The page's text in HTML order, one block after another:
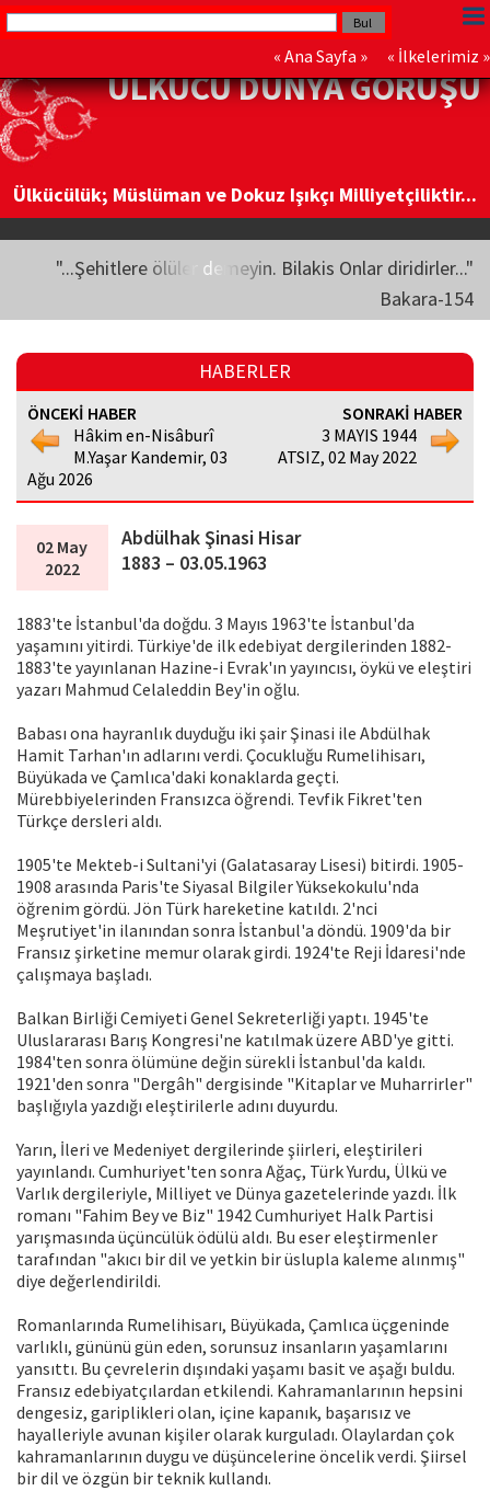
« Ana Sayfa » « İlkelerimiz »
ÜLKÜCÜ DÜNYA GÖRÜŞÜ
Ülkücülük; Müslüman ve Dokuz Işıkçı Milliyetçiliktir...
"...Şehitlere ölüler demeyin. Bilakis Onlar diridirler..."
Bakara-154
HABERLER
ÖNCEKİ HABER
Hâkim en-Nisâburî
M.Yaşar Kandemir, 03
Ağu 2026
SONRAKİ HABER
3 MAYIS 1944
ATSIZ, 02 May 2022
02 May
2022
Abdülhak Şinasi Hisar
1883 – 03.05.1963
1883'te İstanbul'da doğdu. 3 Mayıs 1963'te İstanbul'da
yaşamını yitirdi. Türkiye'de ilk edebiyat dergilerinden 1882-
1883'te yayınlanan Hazine-i Evrak'ın yayıncısı, öykü ve eleştiri
yazarı Mahmud Celaleddin Bey'in oğlu.
Babası ona hayranlık duyduğu iki şair Şinasi ile Abdülhak
Hamit Tarhan'ın adlarını verdi. Çocukluğu Rumelihisarı,
Büyükada ve Çamlıca'daki konaklarda geçti.
Mürebbiyelerinden Fransızca öğrendi. Tevfik Fikret'ten
Türkçe dersleri aldı.
1905'te Mekteb-i Sultani'yi (Galatasaray Lisesi) bitirdi. 1905-
1908 arasında Paris'te Siyasal Bilgiler Yüksekokulu'nda
öğrenim gördü. Jön Türk hareketine katıldı. 2'nci
Meşrutiyet'in ilanından sonra İstanbul'a döndü. 1909'da bir
Fransız şirketine memur olarak girdi. 1924'te Reji İdaresi'nde
çalışmaya başladı.
Balkan Birliği Cemiyeti Genel Sekreterliği yaptı. 1945'te
Uluslararası Barış Kongresi'ne katılmak üzere ABD'ye gitti.
1984'ten sonra ölümüne değin sürekli İstanbul'da kaldı.
1921'den sonra "Dergâh" dergisinde "Kitaplar ve Muharrirler"
başlığıyla yazdığı eleştirilerle adını duyurdu.
Yarın, İleri ve Medeniyet dergilerinde şiirleri, eleştirileri
yayınlandı. Cumhuriyet'ten sonra Ağaç, Türk Yurdu, Ülkü ve
Varlık dergileriyle, Milliyet ve Dünya gazetelerinde yazdı. İlk
romanı "Fahim Bey ve Biz" 1942 Cumhuriyet Halk Partisi
yarışmasında üçüncülük ödülü aldı. Bu eser eleştirmenler
tarafından "akıcı bir dil ve yetkin bir üslupla kaleme alınmış"
diye değerlendirildi.
Romanlarında Rumelihisarı, Büyükada, Çamlıca üçgeninde
varlıklı, gününü gün eden, sorunsuz insanların yaşamlarını
yansıttı. Bu çevrelerin dışındaki yaşamı basit ve aşağı buldu.
Fransız edebiyatçılardan etkilendi. Kahramanlarının hepsini
dengesiz, gariplikleri olan, içine kapanık, başarısız ve
hayalleriyle avunan kişiler olarak kurguladı. Olaylardan çok
kahramanlarının duygu ve düşüncelerine öncelik verdi. Şiirsel
bir dil ve özgün bir teknik kullandı.